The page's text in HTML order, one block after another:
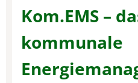
Kom.EMS –
kommunale